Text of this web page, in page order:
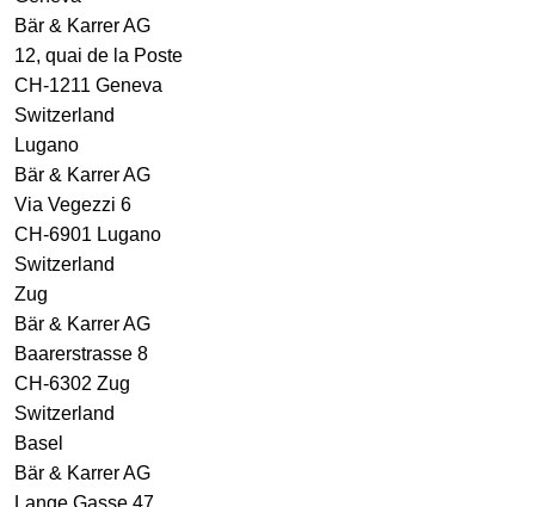
Bär & Karrer AG
12, quai de la Poste
CH-1211 Geneva
Switzerland
Lugano
Bär & Karrer AG
Via Vegezzi 6
CH-6901 Lugano
Switzerland
Zug
Bär & Karrer AG
Baarerstrasse 8
CH-6302 Zug
Switzerland
Basel
Bär & Karrer AG
Lange Gasse 47